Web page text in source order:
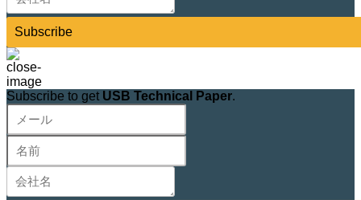
Subscribe
Subscribe to get USB Technical Paper.